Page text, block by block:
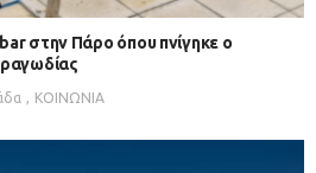
στην Πάρο όπου πνίγηκε ο
ΚΟΙΝΩΝΙΑ